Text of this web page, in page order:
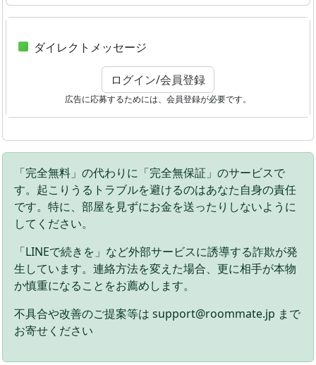
ダイレクトメッセージ
ログイン/会員登録
広告に応募するためには、会員登録が必要です。
「完全無料」の代わりに「完全無保証」のサービスで
す。起こりうるトラブルを避けるのはあなた自身の責任
です。特に、部屋を見ずにお金を送ったりしないように
してください。
「LINEで続きを」など外部サービスに誘導する詐欺が発
生しています。連絡方法を変えた場合、更に相手が本物
か慎重になることをお薦めします。
不具合や改善のご提案等は support@roommate.jp まで
お寄せください